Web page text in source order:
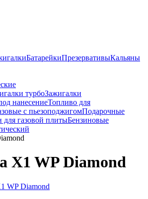
БатарейкиПрезервативыКальяны
турбоЗажигалки
нанесениеТопливо для
с пьезоподжигомПодарочные
для газовой плитыБензиновые
X1 WP Diamond